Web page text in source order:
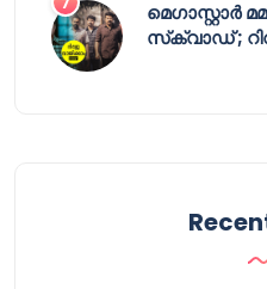
മെഗാസ്റ്റാർ
സ്‌ക്വാഡ് ;